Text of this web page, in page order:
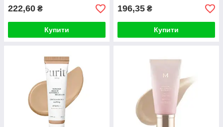
222,60 ₴
Купити
196,35 ₴
Купити